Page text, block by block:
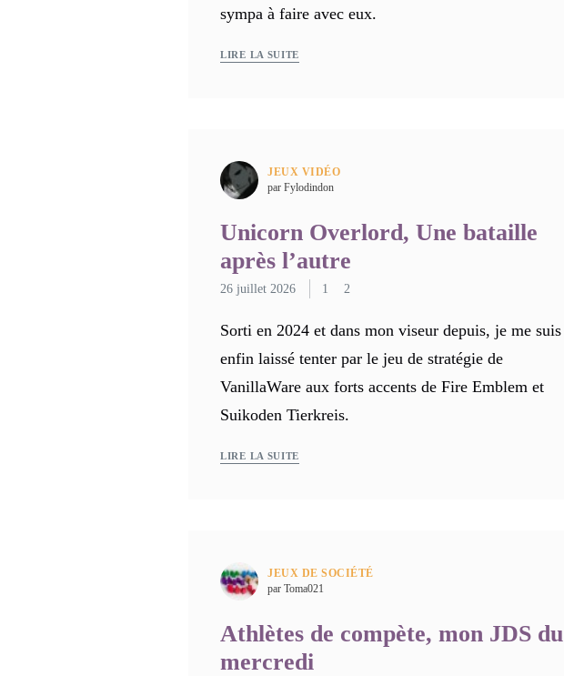
sympa à faire avec eux.
LIRE LA SUITE
JEUX VIDÉO
par Fylodindon
Unicorn Overlord, Une bataille
après l’autre
26 juillet 2026 1 2
Sorti en 2024 et dans mon viseur depuis, je me suis
enfin laissé tenter par le jeu de stratégie de
VanillaWare aux forts accents de Fire Emblem et
Suikoden Tierkreis.
LIRE LA SUITE
JEUX DE SOCIÉTÉ
par Toma021
Athlètes de compète, mon JDS du
mercredi